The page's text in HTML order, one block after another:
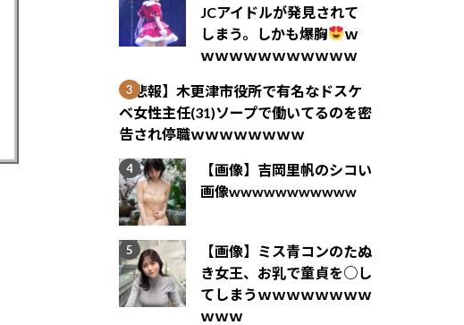
JCアイドルが発見されて
しまう。しかも爆胸
ｗ
ｗｗｗｗｗｗｗｗｗｗｗ
【悲報】木更津市役所で有名なドスケ
ベ女性主任(31)ソープで働いてるのを密
告され停職ｗｗｗｗｗｗｗｗ
【画像】吉岡里帆のシコい
画像wwwwwwwwwww
【画像】ミス青コンのたぬ
き女王、お乳で童貞を○し
てしまうｗｗｗｗｗｗｗｗ
ｗｗｗ